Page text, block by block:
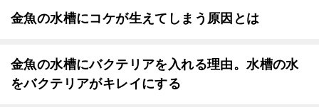
金魚の水槽にコケが生えてしまう原因とは
金魚の水槽にバクテリアを入れる理由。水槽の水
をバクテリアがキレイにする